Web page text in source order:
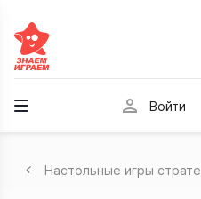
person Войти
Настольные игры